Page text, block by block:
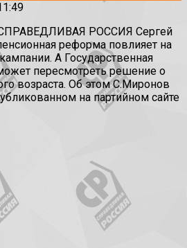
СПРАВЕДЛИВАЯ РОССИЯ Сергей
реформа повлияет на
А Государственная
пересмотреть решение о
возраста. Об этом С.Миронов
на партийном сайте